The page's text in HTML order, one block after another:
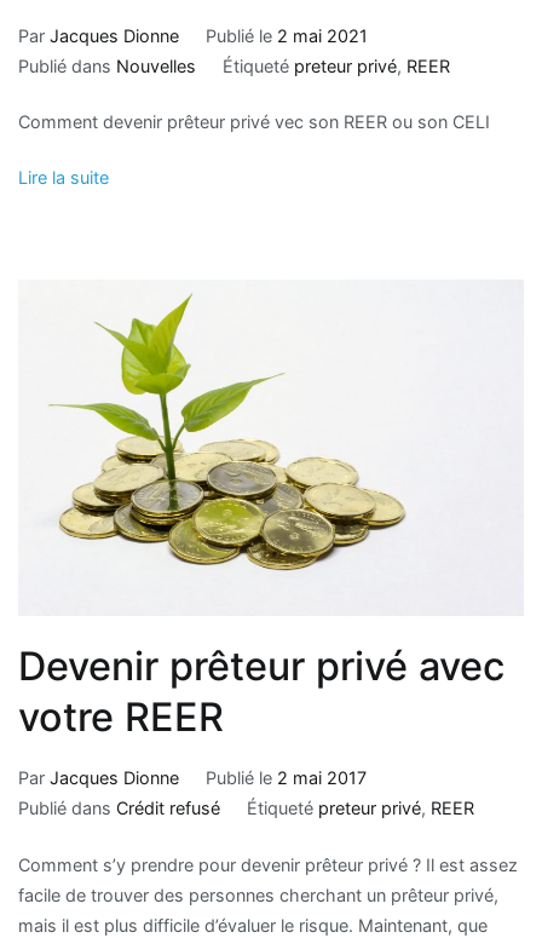
Par Jacques Dionne Publié le 2 mai 2021
Publié dans Nouvelles Étiqueté preteur privé, REER
Comment devenir prêteur privé vec son REER ou son CELI
Lire la suite
Devenir prêteur privé avec
votre REER
Par Jacques Dionne Publié le 2 mai 2017
Publié dans Crédit refusé Étiqueté preteur privé, REER
Comment s’y prendre pour devenir prêteur privé ? Il est assez
facile de trouver des personnes cherchant un prêteur privé,
mais il est plus difficile d’évaluer le risque. Maintenant, que